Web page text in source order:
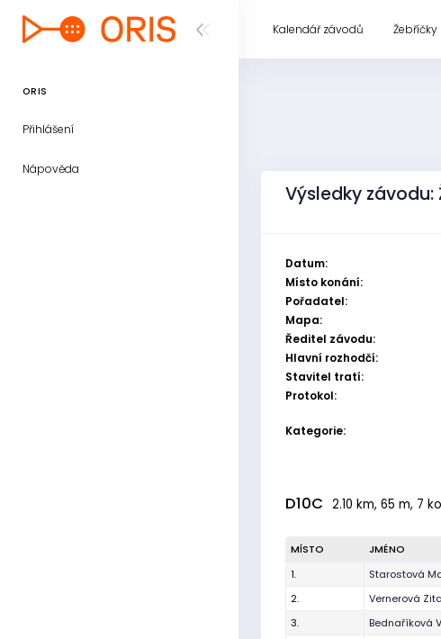
ORIS
Přihlášení
Nápověda
Kalendář závodů Žebříčky
Výsledky
Datum:
Místo konání:
Pořadatel:
Mapa:
Ředitel závodu:
Hlavní rozhodčí:
Stavitel tratí:
Protokol:
Kategorie:
D10C 2.10 km, 65 m, 7
MÍSTO JMÉNO
1.
Starostová
2.
Vernerová Zita
3.
Bednaříková